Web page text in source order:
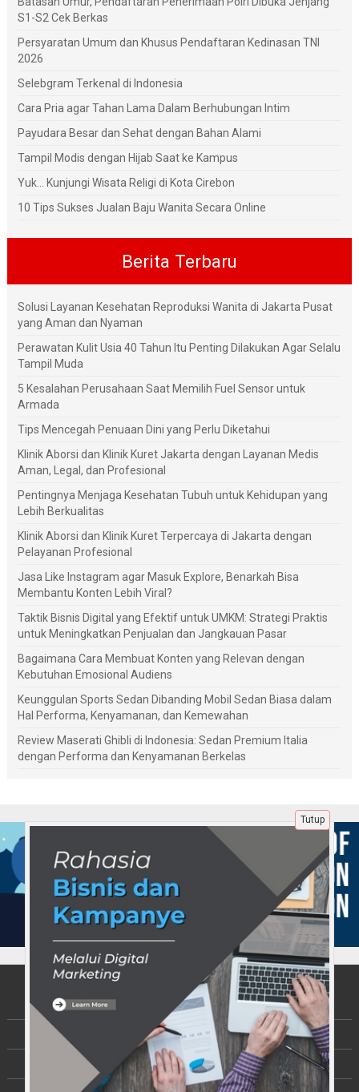
S1-S2 Cek Berkas
Persyaratan Umum dan Khusus Pendaftaran Kedinasan TNI
2026
Selebgram Terkenal di Indonesia
Cara Pria agar Tahan Lama Dalam Berhubungan Intim
Payudara Besar dan Sehat dengan Bahan Alami
Tampil Modis dengan Hijab Saat ke Kampus
Yuk... Kunjungi Wisata Religi di Kota Cirebon
10 Tips Sukses Jualan Baju Wanita Secara Online
Berita Terbaru
Solusi Layanan Kesehatan Reproduksi Wanita di Jakarta Pusat
yang Aman dan Nyaman
Perawatan Kulit Usia 40 Tahun Itu Penting Dilakukan Agar Selalu
Tampil Muda
5 Kesalahan Perusahaan Saat Memilih Fuel Sensor untuk
Armada
Tips Mencegah Penuaan Dini yang Perlu Diketahui
Klinik Aborsi dan Klinik Kuret Jakarta dengan Layanan Medis
Aman, Legal, dan Profesional
Pentingnya Menjaga Kesehatan Tubuh untuk Kehidupan yang
Lebih Berkualitas
Klinik Aborsi dan Klinik Kuret Terpercaya di Jakarta dengan
Pelayanan Profesional
Jasa Like Instagram agar Masuk Explore, Benarkah Bisa
Membantu Konten Lebih Viral?
Taktik Bisnis Digital yang Efektif untuk UMKM: Strategi Praktis
untuk Meningkatkan Penjualan dan Jangkauan Pasar
Bagaimana Cara Membuat Konten yang Relevan dengan
Kebutuhan Emosional Audiens
Keunggulan Sports Sedan Dibanding Mobil Sedan Biasa dalam
Hal Performa, Kenyamanan, dan Kemewahan
Review Maserati Ghibli di Indonesia: Sedan Premium Italia
dengan Performa dan Kenyamanan Berkelas
Tentang Kami
Berita
Disclaimer
Tutup